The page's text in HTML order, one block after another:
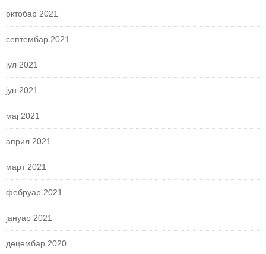
октобар 2021
септембар 2021
јул 2021
јун 2021
мај 2021
април 2021
март 2021
фебруар 2021
јануар 2021
децембар 2020